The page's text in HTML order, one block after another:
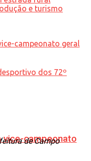
vice-campeonato
de Campo